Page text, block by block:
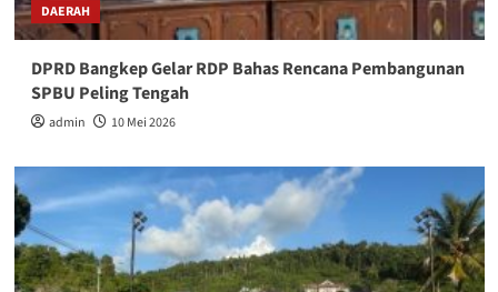
DAERAH
DPRD Bangkep Gelar RDP Bahas Rencana Pembangunan
SPBU Peling Tengah
admin 10 Mei 2026